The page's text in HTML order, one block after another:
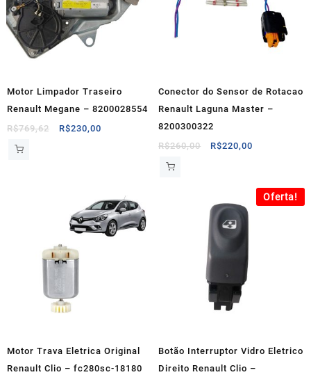
Motor Limpador Traseiro
Renault Megane – 8200028554
R$769,62
O
R$230,00
Conector do Sensor de Rotacao
Renault Laguna Master –
8200300322
R$260,00
O
R$260,00.
R$220,00
é:
R$220,00.
Motor Trava Eletrica Original
Renault Clio – fc280sc-18180
Oferta!
Botão Interruptor Vidro Eletrico
Direito Renault Clio –